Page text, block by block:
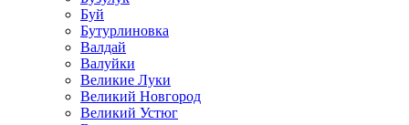
Буй
Бутурлиновка
Валдай
Валуйки
Великие Луки
Великий Новгород
Великий Устюг